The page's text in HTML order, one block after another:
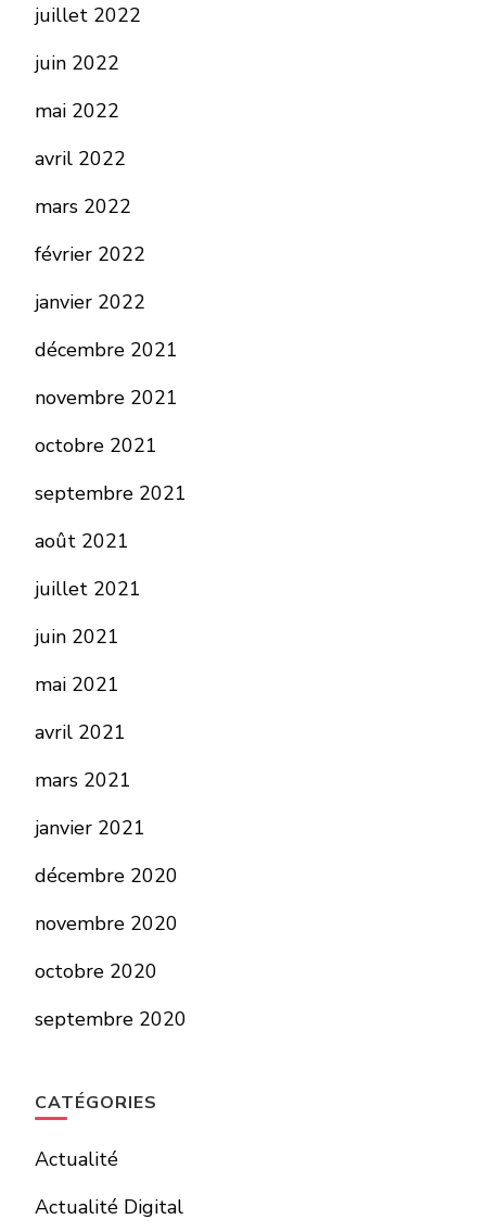
juillet 2022
juin 2022
mai 2022
avril 2022
mars 2022
février 2022
janvier 2022
décembre 2021
novembre 2021
octobre 2021
septembre 2021
août 2021
juillet 2021
juin 2021
mai 2021
avril 2021
mars 2021
janvier 2021
décembre 2020
novembre 2020
octobre 2020
septembre 2020
CATÉGORIES
Actualité
Actualité Digital